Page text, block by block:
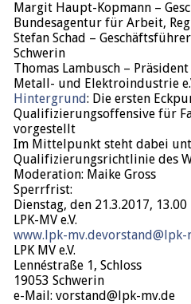
Margit Haupt-Kopmann –
Bundesagentur für Arbeit,
Stefan Schad –
Schwerin
Thomas Lambusch –
Metall- und Elektroindustrie
Hintergrund: Die ersten
Qualifizierungsoffensive für
vorgestellt
Im Mittelpunkt steht dabei
Qualifizierungsrichtlinie des
Moderation: Maike Gross
Sperrfrist:
Dienstag, den 21.3.2017,
LPK-MV e.V.
www.lpk-mv.devorstand@lpk-
LPK MV e.V.
Lennéstraße 1, Schloss
19053 Schwerin
e-Mail: vorstand@lpk-mv.de